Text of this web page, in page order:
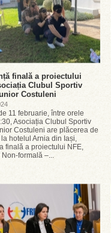
finală a proiectului
Clubul Sportiv
Costuleni
11 februarie, între orele
Asociația Clubul Sportiv
Costuleni are plăcerea de
hotelul Arnia din Iași,
finală a proiectului NFE,
Non-formală –...